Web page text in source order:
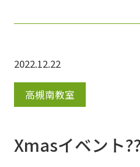
ろしくお願い致します。
2022.12.22
高槻南教室
Xmasイベント